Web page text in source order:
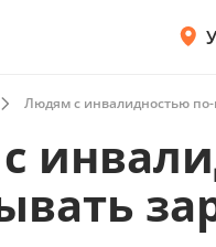
Людям с инвалидностью по-